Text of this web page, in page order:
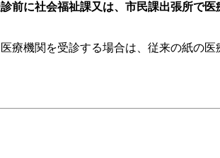
前に社会福祉課又は、市民課出張所で
機関を受診する場合は、従来の紙の医